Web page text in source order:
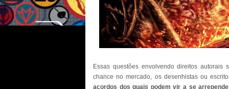
Essas questões envolvendo direitos autorais
chance no mercado, os desenhistas ou
acordos dos quais podem vir a se